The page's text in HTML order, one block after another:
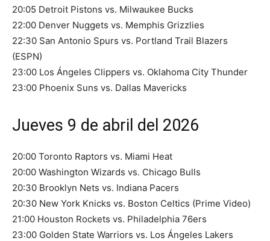
20:05 Detroit Pistons vs. Milwaukee Bucks
22:00 Denver Nuggets vs. Memphis Grizzlies
22:30 San Antonio Spurs vs. Portland Trail Blazers
(ESPN)
23:00 Los Ángeles Clippers vs. Oklahoma City Thunder
23:00 Phoenix Suns vs. Dallas Mavericks
Jueves 9 de abril del 2026
20:00 Toronto Raptors vs. Miami Heat
20:00 Washington Wizards vs. Chicago Bulls
20:30 Brooklyn Nets vs. Indiana Pacers
20:30 New York Knicks vs. Boston Celtics (Prime Video)
21:00 Houston Rockets vs. Philadelphia 76ers
23:00 Golden State Warriors vs. Los Ángeles Lakers